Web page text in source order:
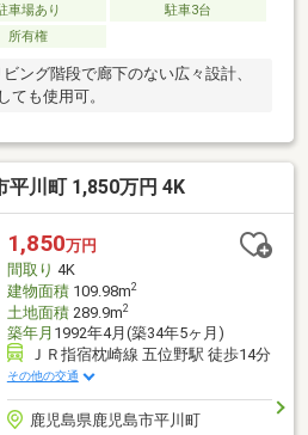
車場あり
駐車3台
所有権
ング階段で廊下のない広々設計、
ても使用可。
平川町 1,850万円 4K
1,850万円
間取り 4K
建物面積109.98m2
土地面積289.9m2
築年月 1992年4月(築34年5ヶ月)
ＪＲ指宿枕崎線 五位野駅 徒歩14分
その他の交通
鹿児島県鹿児島市平川町